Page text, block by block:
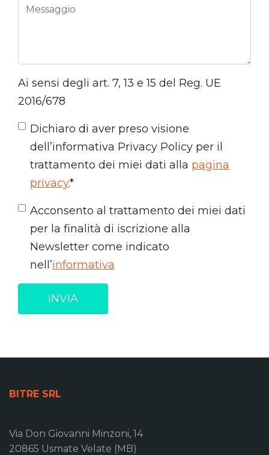
Ai sensi degli art. 7, 13 e 15 del Reg. UE
2016/678
Dichiaro di aver preso visione
dell’informativa Privacy Policy per il
trattamento dei miei dati alla pagina
privacy.*
Acconsento al trattamento dei miei dati
per la finalità di iscrizione alla
Newsletter come indicato
nell’informativa
INVIA
BITRE SRL
Via Don Giovanni Minzoni, 14
20865 Usmate Velate (MB)